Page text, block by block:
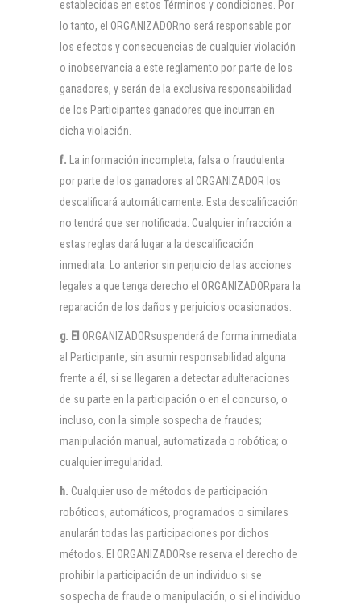
establecidas en estos Términos y condiciones. Por
lo tanto, el ORGANIZADORno será responsable por
los efectos y consecuencias de cualquier violación
o inobservancia a este reglamento por parte de los
ganadores, y serán de la exclusiva responsabilidad
de los Participantes ganadores que incurran en
dicha violación.
f.
La información incompleta, falsa o fraudulenta
por parte de los ganadores al ORGANIZADOR los
descalificará automáticamente. Esta descalificación
no tendrá que ser notificada. Cualquier infracción a
estas reglas dará lugar a la descalificación
inmediata. Lo anterior sin perjuicio de las acciones
legales a que tenga derecho el ORGANIZADORpara la
reparación de los daños y perjuicios ocasionados.
g. El ORGANIZADORsuspenderá de forma inmediata
al Participante, sin asumir responsabilidad alguna
frente a él, si se llegaren a detectar adulteraciones
de su parte en la participación o en el concurso, o
incluso, con la simple sospecha de fraudes;
manipulación manual, automatizada o robótica; o
cualquier irregularidad.
h. Cualquier uso de métodos de participación
robóticos, automáticos, programados o similares
anularán todas las participaciones por dichos
métodos. El ORGANIZADORse reserva el derecho de
prohibir la participación de un individuo si se
sospecha de fraude o manipulación, o si el individuo